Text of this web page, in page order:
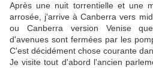
Après une nuit torrentielle et une
arrosée, j'arrive à Canberra vers
ou Canberra version Venise
d'avenues sont fermées par les
C'est décidément chose courante
Je visite tout d'abord l'ancien